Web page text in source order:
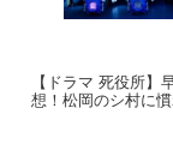
【ドラマ 死役所】
想！松岡のシ村に